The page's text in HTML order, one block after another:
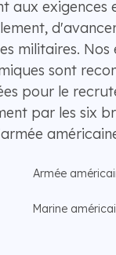
aux exigences
militaires. Nos
sont
pour le
par les six
Armée
Marine